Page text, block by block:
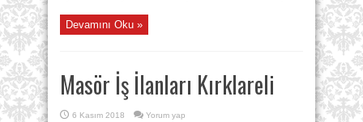
Devamını Oku »
Masör İş İlanları Kırklareli
6 Kasım 2018 Yorum yap